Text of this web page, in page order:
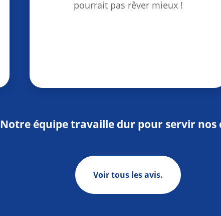
pourrait pas rêver mieux !
Notre équipe travaille dur pour servir nos
Voir tous les avis.